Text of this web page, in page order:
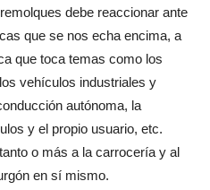
debe reaccionar ante
que se nos echa encima, a
que toca temas como los
vehículos industriales y
autónoma, la
y el propio usuario, etc.
o más a la carrocería y al
en sí mismo.